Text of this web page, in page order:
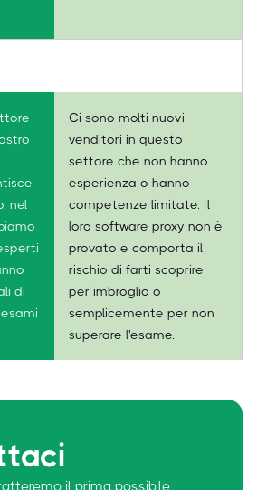
nel
di
Ci sono molti nuovi
venditori in questo
settore che non hanno
esperienza o hanno
competenze limitate. Il
loro software proxy non è
provato e comporta il
rischio di farti scoprire
per imbroglio o
semplicemente per non
superare l'esame.
il prima possibile